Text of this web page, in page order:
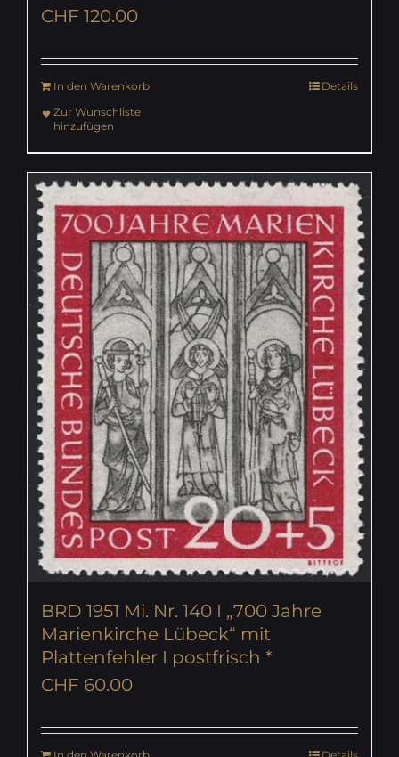
CHF 120.00
In den Warenkorb
Details
Zur Wunschliste
hinzufügen
BRD 1951 Mi. Nr. 140 I „700 Jahre
Marienkirche Lübeck“ mit
Plattenfehler I postfrisch *
CHF 60.00